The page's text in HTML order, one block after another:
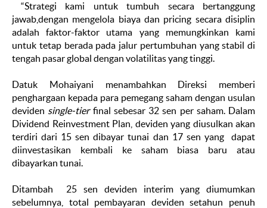
“Strategi kami untuk tumbuh secara bertanggung
jawab,dengan mengelola biaya dan pricing secara disiplin
adalah faktor-faktor utama yang memungkinkan kami
untuk tetap berada pada jalur pertumbuhan yang stabil di
tengah pasar global dengan volatilitas yang tinggi.
Datuk Mohaiyani menambahkan Direksi memberi
penghargaan kepada para pemegang saham dengan usulan
deviden single-tierfinal sebesar 32 sen per saham. Dalam
Dividend Reinvestment Plan, deviden yang diusulkan akan
terdiri dari 15 sen dibayar tunai dan 17 sen yang dapat
diinvestasikan kembali ke saham biasa baru atau
dibayarkan tunai.
Ditambah 25 sen deviden interim yang diumumkan
sebelumnya, total pembayaran deviden setahun penuh